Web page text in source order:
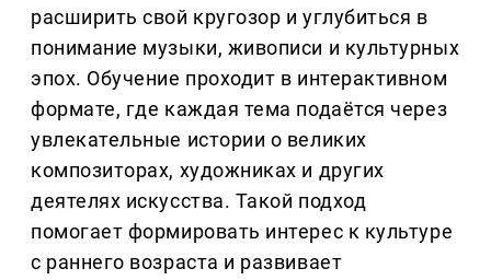
расширить свой кругозор и углубиться в
понимание музыки, живописи и культурных
эпох. Обучение проходит в интерактивном
формате, где каждая тема подаётся через
увлекательные истории о великих
композиторах, художниках и других
деятелях искусства. Такой подход
помогает формировать интерес к культуре
с раннего возраста и развивает